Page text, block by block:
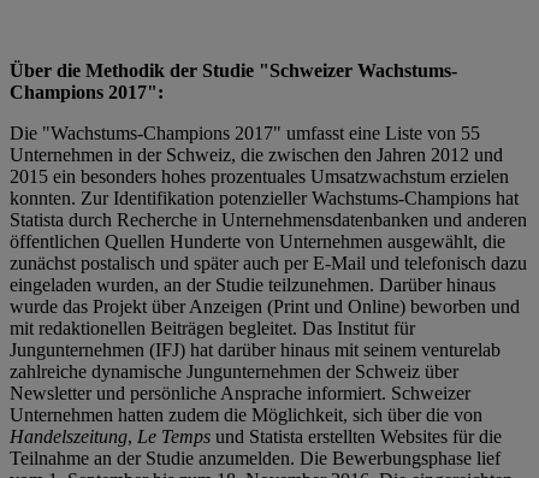
Über die Methodik der Studie "Schweizer Wachstums-
Champions 2017":
Die "Wachstums-Champions 2017" umfasst eine Liste von 55
Unternehmen in der Schweiz, die zwischen den Jahren 2012 und
2015 ein besonders hohes prozentuales Umsatzwachstum erzielen
konnten. Zur Identifikation potenzieller Wachstums-Champions hat
Statista durch Recherche in Unternehmensdatenbanken und anderen
öffentlichen Quellen Hunderte von Unternehmen ausgewählt, die
zunächst postalisch und später auch per E-Mail und telefonisch dazu
eingeladen wurden, an der Studie teilzunehmen. Darüber hinaus
wurde das Projekt über Anzeigen (Print und Online) beworben und
mit redaktionellen Beiträgen begleitet. Das Institut für
Jungunternehmen (IFJ) hat darüber hinaus mit seinem venturelab
zahlreiche dynamische Jungunternehmen der Schweiz über
Newsletter und persönliche Ansprache informiert. Schweizer
Unternehmen hatten zudem die Möglichkeit, sich über die von
Handelszeitung, Le Temps und Statista erstellten Websites für die
Teilnahme an der Studie anzumelden. Die Bewerbungsphase lief